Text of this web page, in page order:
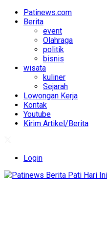
Patinews.com
Berita
event
Olahraga
politik
bisnis
wisata
kuliner
Sejarah
Lowongan Kerja
Kontak
Youtube
Kirim Artikel/Berita
Login